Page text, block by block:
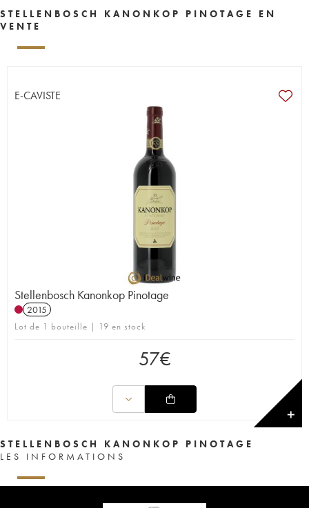
STELLENBOSCH KANONKOP PINOTAGE EN
VENTE
E-CAVISTE
Stellenbosch Kanonkop Pinotage
2015
Lot de 1 bouteille | 19 en stock
57€
✕
STELLENBOSCH KANONKOP PINOTAGE
LES INFORMATIONS